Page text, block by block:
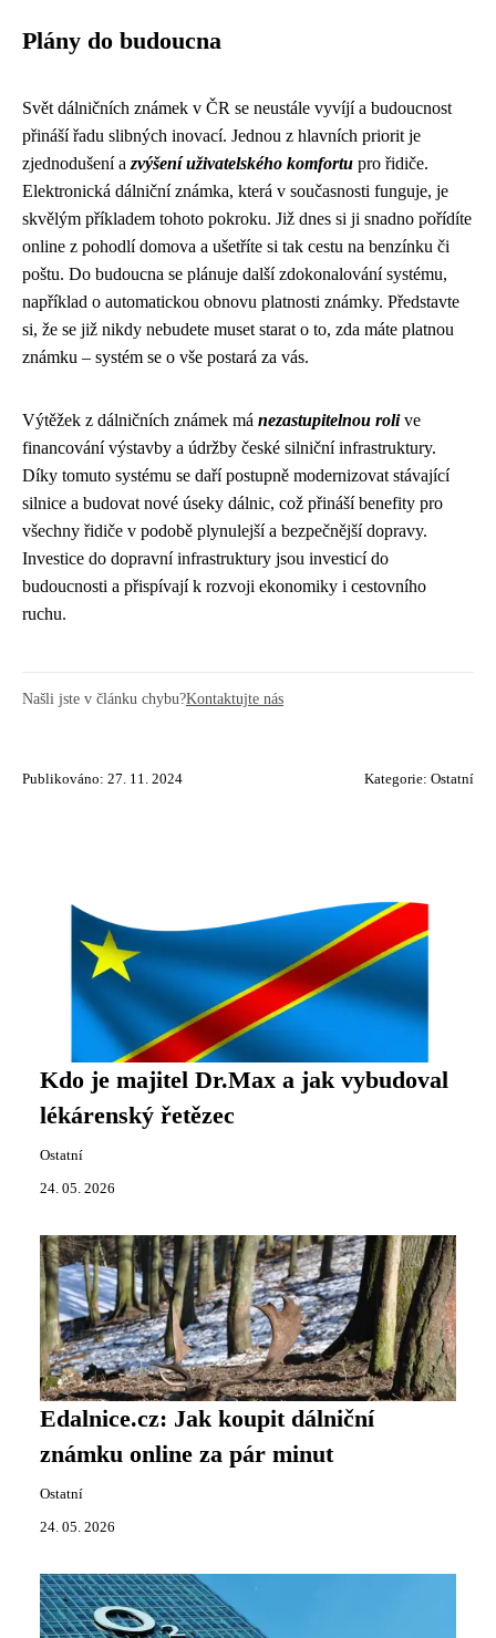
Plány do budoucna
Svět dálničních známek v ČR se neustále vyvíjí a budoucnost
přináší řadu slibných inovací. Jednou z hlavních priorit je
zjednodušení a zvýšení uživatelského komfortu pro řidiče.
Elektronická dálniční známka, která v současnosti funguje, je
skvělým příkladem tohoto pokroku. Již dnes si ji snadno pořídíte
online z pohodlí domova a ušetříte si tak cestu na benzínku či
poštu. Do budoucna se plánuje další zdokonalování systému,
například o automatickou obnovu platnosti známky. Představte
si, že se již nikdy nebudete muset starat o to, zda máte platnou
známku – systém se o vše postará za vás.
Výtěžek z dálničních známek má nezastupitelnou rolive
financování výstavby a údržby české silniční infrastruktury.
Díky tomuto systému se daří postupně modernizovat stávající
silnice a budovat nové úseky dálnic, což přináší benefity pro
všechny řidiče v podobě plynulejší a bezpečnější dopravy.
Investice do dopravní infrastruktury jsou investicí do
budoucnosti a přispívají k rozvoji ekonomiky i cestovního
ruchu.
Našli jste v článku chybu?Kontaktujte nás
Publikováno: 27. 11. 2024 Kategorie: Ostatní
Kdo je majitel Dr.Max a jak vybudoval
lékárenský řetězec
Ostatní
24. 05. 2026
Edalnice.cz: Jak koupit dálniční
známku online za pár minut
Ostatní
24. 05. 2026